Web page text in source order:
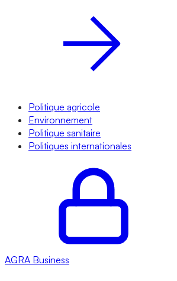
Politique agricole
Environnement
Politique sanitaire
Politiques internationales
AGRA Business